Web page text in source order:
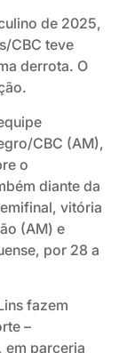
de 2025,
CBC teve
derrota. O
CBC (AM),
o
diante da
vitória
(AM) e
por 28 a
fazem
–
em parceria